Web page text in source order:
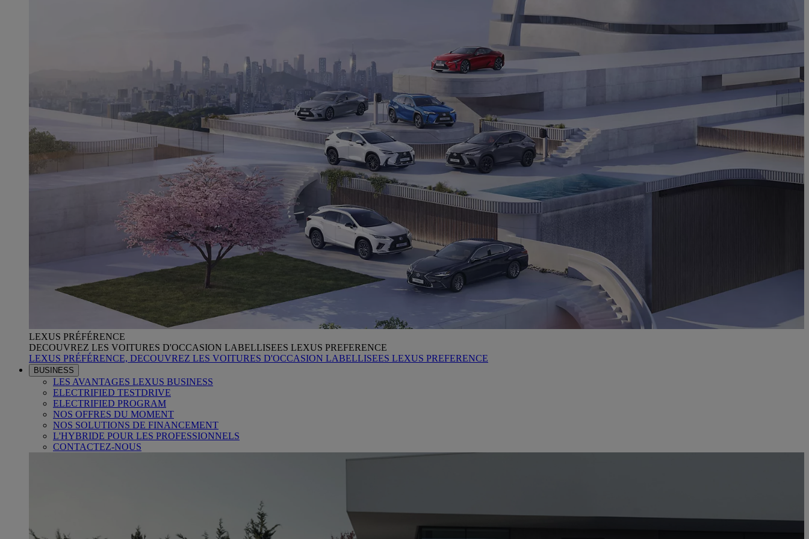
LEXUS PRÉFÉRENCE
DECOUVREZ LES VOITURES D'OCCASION LABELLISEES LEXUS PREFERENCE
LEXUS PRÉFÉRENCE, DECOUVREZ LES VOITURES D'OCCASION LABELLISEES LEXUS PREFERENCE
BUSINESS
LES AVANTAGES LEXUS BUSINESS
ELECTRIFIED TESTDRIVE
ELECTRIFIED PROGRAM
NOS OFFRES DU MOMENT
NOS SOLUTIONS DE FINANCEMENT
L'HYBRIDE POUR LES PROFESSIONNELS
CONTACTEZ-NOUS